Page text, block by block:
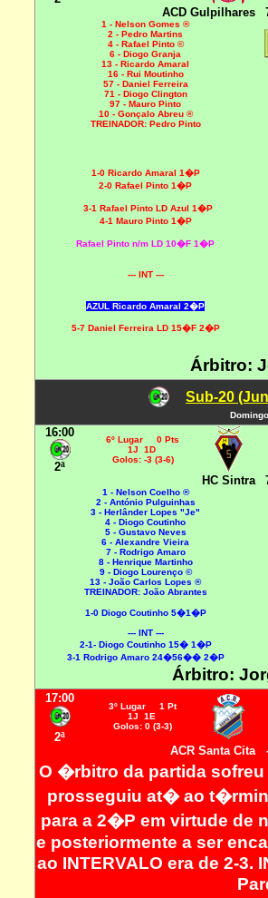
ACD Gulpilhares
1 - Nelson Gomes ®
2 - Pedro Martins
4 - Rafael Pinto ©
6 - Diogo Granja
13 - Ricardo Amaral
16 - Rui Moutinho
57 - Daniel Ferreira
71 - Diogo Clington
97 - Mauro Pinto
10 - Gonçalo Abreu ®
TREINADOR: Pedro Pinto
1-0 Ricardo Amaral 1�P
2-0 Rafael Pinto 1�P
3-1 Rafael Pinto LD Azul 1�P
4-1 Mauro Pinto 1�P
Rafael Pinto n/m LD 10�F 1�P
--- INT ---
AZUL Ricardo Amaral 2�P
5-7 Daniel Ferreira LD 15�F 2�P
Árbitro:
Sub-20
16:00
2ª
6º Lugar 0 Pts
1J 1D
Golos: -3 (3-6)
HC Sintra
1 - Nelson Coelho ®
2 - António Pulguinhas
3 - Herlânder Lopes "Je"
4 - Diogo Coutinho
5 - Gustavo Neves
6 - Alexandre Vieira
7 - Rodrigo Amaro
8 - Henrique Martinho
9 - Diogo Lourenço ©
13 - João Carlos Lopes ®
TREINADOR: João Abrantes
1-0 Diogo Coutinho 5�1�P
--- INT ---
2-1- Diogo Coutinho 15� 1�P
3-1 Rodrigo Amaro 24�56�� 2�P
Árbitro:
17:00
2ª
3º Lugar 1 Pt
1J 1E
Golos: 0 (3-3)
ACR Santa Cita
O �rbitro da partida
prosseguiu at� ao
para a 2�P em virtude de
e posteriormente a ser
ao INTERVALO era de 2-3.